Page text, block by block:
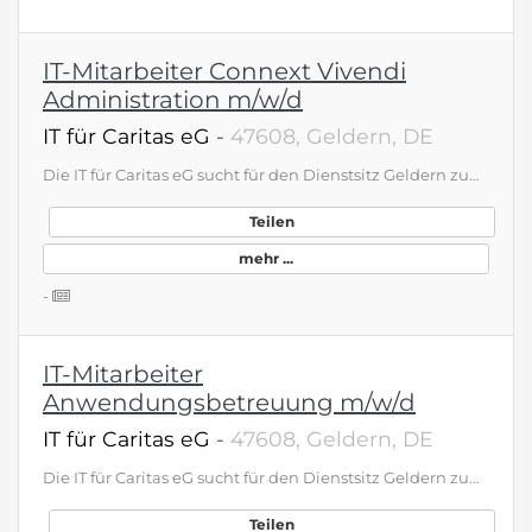
IT-Mitarbeiter Connext Vivendi
Administration m/w/d
IT für Caritas eG - 47608, Geldern, DE
Die IT für Caritas eG sucht für den Dienstsitz Geldern zum nächstmöglichen Zeitpunkt IT-Auftragskoordinator*in / Dispatcher (m/w/d) IT-Mitarbeiter*in (m/w/d) Anwendungsbetreuung IT-Mitarbeiter*in (m/w/d) Connext Vivendi Administration IT-Mitarbeiter*in (m/w/d) DMS d.velop Administration IT für Caritas e.G., Dienstsitz Geldern Harttor 29, 47608 Geldern bewerbung@itcaritas.de www.ITCaritas.de Arbeiten Sie bei uns Sie möchten spannende und verantwortungsvolle Aufgaben erhalten, die Ihnen Freiräume für eine eigenmotivierte Entwicklung lassen? Sie haben praktische Erfahrung in der IT-Branche und sind organisiert, flexibel und zuverlässig? Dann passen Sie zu uns! Zur Verstärkung unseres Teams in Geldern suchen wir immer engagierte Mitarbeiter, die Spaß an der Sache haben und sich – und die Programme – weiterentwickeln wollen. Sollte Ihre gewünschte Stelle nicht dabei sein, bewerben Sie sich einfach initiativ bei uns. Gerne können Sie sich vorher über unser Unternehmen und unser Team informieren. Haben Sie noch Fragen? Melden Sie sich gerne!
Teilen
mehr ...
-
IT-Mitarbeiter
Anwendungsbetreuung m/w/d
IT für Caritas eG - 47608, Geldern, DE
Die IT für Caritas eG sucht für den Dienstsitz Geldern zum nächstmöglichen Zeitpunkt IT-Auftragskoordinator*in / Dispatcher (m/w/d) IT-Mitarbeiter*in (m/w/d) Anwendungsbetreuung IT-Mitarbeiter*in (m/w/d) Connext Vivendi Administration IT-Mitarbeiter*in (m/w/d) DMS d.velop Administration IT für Caritas e.G., Dienstsitz Geldern Harttor 29, 47608 Geldern bewerbung@itcaritas.de www.ITCaritas.de Arbeiten Sie bei uns Sie möchten spannende und verantwortungsvolle Aufgaben erhalten, die Ihnen Freiräume für eine eigenmotivierte Entwicklung lassen? Sie haben praktische Erfahrung in der IT-Branche und sind organisiert, flexibel und zuverlässig? Dann passen Sie zu uns! Zur Verstärkung unseres Teams in Geldern suchen wir immer engagierte Mitarbeiter, die Spaß an der Sache haben und sich – und die Programme – weiterentwickeln wollen. Sollte Ihre gewünschte Stelle nicht dabei sein, bewerben Sie sich einfach initiativ bei uns. Gerne können Sie sich vorher über unser Unternehmen und unser Team informieren. Haben Sie noch Fragen? Melden Sie sich gerne!
Teilen